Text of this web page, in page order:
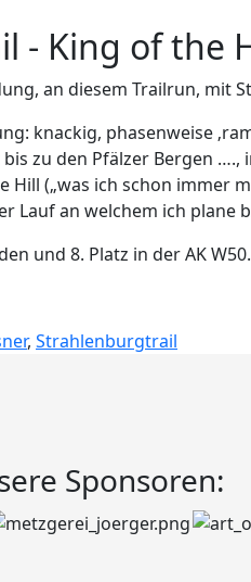
- King of the
an diesem Trailrun, mit
knackig, phasenweise
zu den Pfälzer Bergen ….,
Hill („was ich schon immer
Lauf an welchem ich plane
und 8. Platz in der AK W50.
, Strahlenburgtrail
Sponsoren: